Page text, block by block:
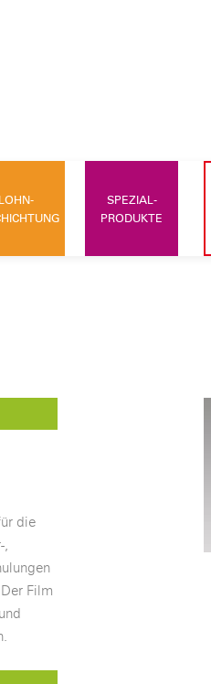
LOHN-
SPEZIAL-
PRODUKTE
die
,
Film